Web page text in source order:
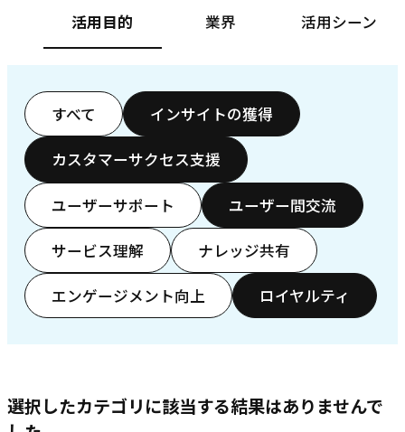
活用目的 業界 活用シーン
すべて インサイトの獲得
カスタマーサクセス支援
ユーザーサポート ユーザー間交流
サービス理解 ナレッジ共有
エンゲージメント向上 ロイヤルティ
選択したカテゴリに該当する結果はありませんで